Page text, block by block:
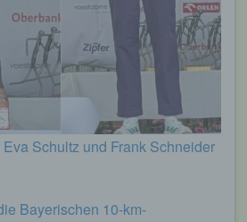
Schultz und Frank Schneider
Bayerischen 10-km-